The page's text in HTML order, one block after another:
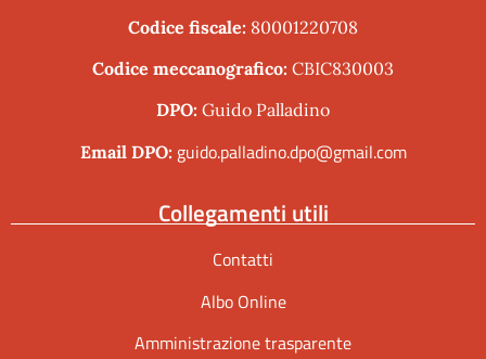
Codice fiscale: 80001220708
Codice meccanografico: CBIC830003
DPO: Guido Palladino
Email DPO: guido.palladino.dpo@gmail.com
Collegamenti utili
Contatti
Albo Online
Amministrazione trasparente